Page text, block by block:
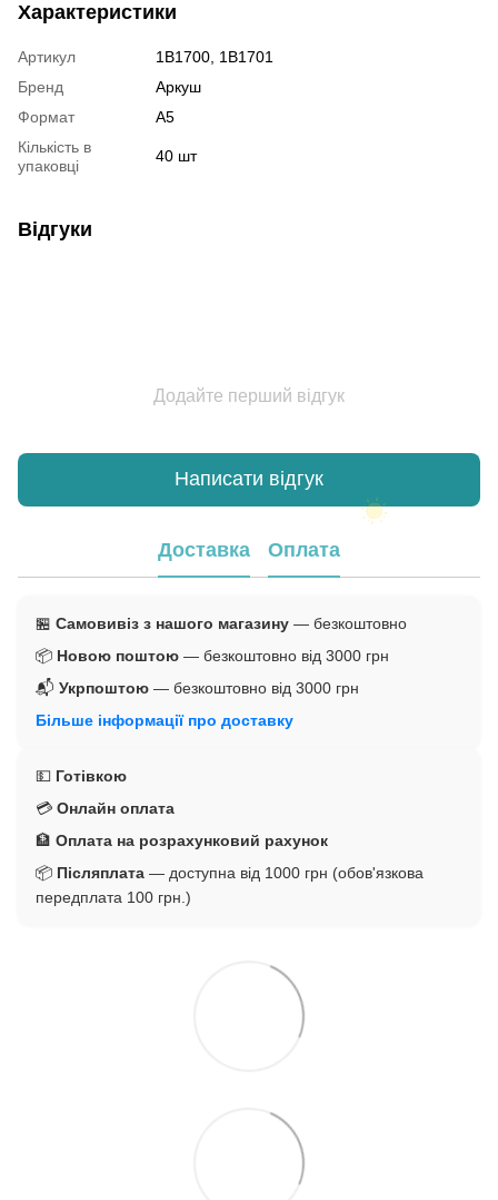
Характеристики
Артикул
1B1700, 1B1701
Бренд
Аркуш
Формат
A5
Кількість в
упаковці
40 шт
Відгуки
Додайте перший відгук
Написати відгук
Доставка Оплата
🏪 Самовивіз з нашого магазину — безкоштовно
📦 Новою поштою — безкоштовно від 3000 грн
📬 Укрпоштою — безкоштовно від 3000 грн
Більше інформації про доставку
💵 Готівкою
💳 Онлайн оплата
🏦 Оплата на розрахунковий рахунок
📦 Післяплата — доступна від 1000 грн (обов'язкова
передплата 100 грн.)